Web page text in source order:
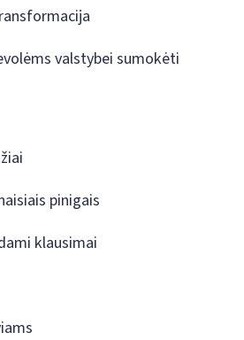
valstybei sumokėti
pinigais
klausimai